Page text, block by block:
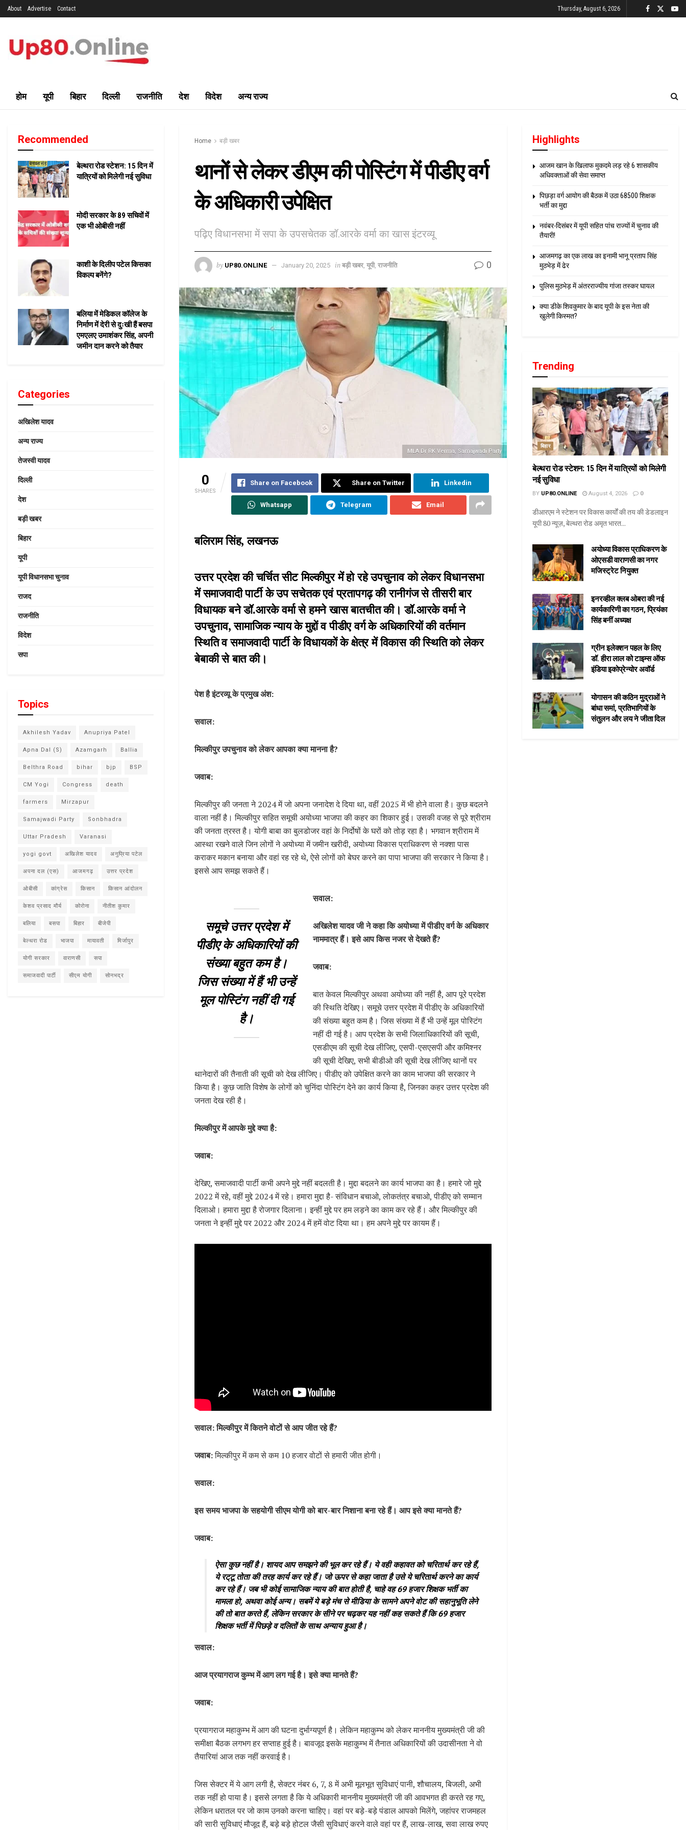
About Advertise Contact Thursday, August 6, 2026
होम यूपी बिहार दिल्ली राजनीति देश विदेश अन्य राज्य
Home बड़ी खबर
थानों से लेकर डीएम की पोस्टिंग में पीडीए वर्ग
के अधिकारी उपेक्षित
पढ़िए विधानसभा में सपा के उपसचेतक डॉ.आरके वर्मा का खास इंटरव्यू
by UP80.ONLINE January 20, 2025 in बड़ी खबर, यूपी, राजनीति 0
MLA Dr RK Verma, Samajwadi Party
0
SHARES
Share on Facebook Share on Twitter Linkedin
Whatsapp Telegram Email
बलिराम सिंह, लखनऊ
उत्तर प्रदेश की चर्चित सीट मिल्कीपुर में हो रहे उपचुनाव को लेकर विधानसभा
में समाजवादी पार्टी के उप सचेतक एवं प्रतापगढ़ की रानीगंज से तीसरी बार
विधायक बने डॉ.आरके वर्मा से हमने खास बातचीत की। डॉ.आरके वर्मा ने
उपचुनाव, सामाजिक न्याय के मुद्दों व पीडीए वर्ग के अधिकारियों की वर्तमान
स्थिति व समाजवादी पार्टी के विधायकों के क्षेत्र में विकास की स्थिति को लेकर
बेबाकी से बात की।
पेश है इंटरव्यू के प्रमुख अंश:
सवाल:
मिल्कीपुर उपचुनाव को लेकर आपका क्या मानना है?
जवाब:
मिल्कीपुर की जनता ने 2024 में जो अपना जनादेश दे दिया था, वहीं 2025 में भी होने वाला है। कुछ बदलने
वाला नहीं है। मिल्कीपुर सहित समूची अयोध्या भाजपा की कहर का शिकार हुई। उसकी वजह से पूरे श्रीराम
की जनता त्रस्त है। योगी बाबा का बुलडोजर वहां के निर्दोषों के घरों को तोड़ रहा है। भगवान श्रीराम में
आस्था रखने वाले जिन लोगों ने अयोध्या में जमीन खरीदी, अयोध्या विकास प्राधिकरण से नक्शा पास
कराकर मकान बनाया और वहां रह रहे थे, ऐसे लोगों को बेघर करने का पापा भाजपा की सरकार ने किया है।
इससे आप समझ सकते हैं।
समूचे उत्तर प्रदेश में
पीडीए के अधिकारियों की
संख्या बहुत कम है।
जिस संख्या में हैं भी उन्हें
मूल पोस्टिंग नहीं दी गई
है।
सवाल:
अखिलेश यादव जी ने कहा कि अयोध्या में पीडीए वर्ग के अधिकार
नाममात्र हैं। इसे आप किस नजर से देखते हैं?
जवाब:
बात केवल मिल्कीपुर अथवा अयोध्या की नहीं है, आप पूरे प्रदेश
की स्थिति देखिए। समूचे उत्तर प्रदेश में पीडीए के अधिकारियों
की संख्या बहुत कम है। जिस संख्या में हैं भी उन्हें मूल पोस्टिंग
नहीं दी गई है। आप प्रदेश के सभी जिलाधिकारियों की सूची,
एसडीएम की सूची देख लीजिए, एसपी-एसएसपी और कमिश्नर
की सूची देखिए, सभी बीडीओ की सूची देख लीजिए थानों पर
थानेदारों की तैनाती की सूची को देख लीजिए। पीडीए को उपेक्षित करने का काम भाजपा की सरकार ने
किया है। कुछ जाति विशेष के लोगों को चुनिंदा पोस्टिंग देने का कार्य किया है, जिनका कहर उत्तर प्रदेश की
जनता देख रही है।
मिल्कीपुर में आपके मुद्दे क्या है:
जवाब:
देखिए, समाजवादी पार्टी कभी अपने मुद्दे नहीं बदलती है। मुद्दा बदलने का कार्य भाजपा का है। हमारे जो मुद्दे
2022 में रहे, वहीं मुद्दे 2024 में रहे। हमारा मुद्दा है- संविधान बचाओ, लोकतंत्र बचाओ, पीडीए को सम्मान
दिलाओ। हमारा मुद्दा है रोजगार दिलाना। इन्हीं मुद्दे पर हम लड़ने का काम कर रहे हैं। और मिल्कीपुर की
जनता ने इन्हीं मुद्दे पर 2022 और 2024 में हमें वोट दिया था। हम अपने मुद्दे पर कायम हैं।
सवाल: मिल्कीपुर में कितने वोटों से आप जीत रहे हैं?
जवाब:मिल्कीपुर में कम से कम 10 हजार वोटों से हमारी जीत होगी।
सवाल:
इस समय भाजपा के सहयोगी सीएम योगी को बार-बार निशाना बना रहे हैं। आप इसे क्या मानते हैं?
जवाब:
ऐसा कुछ नहीं है। शायद आप समझने की भूल कर रहे हैं। ये वही कहावत को चरितार्थ कर रहे हैं,
ये रट्‌टू तोता की तरह कार्य कर रहे हैं। जो ऊपर से कहा जाता है उसे ये चरितार्थ करने का कार्य
कर रहे हैं। जब भी कोई सामाजिक न्याय की बात होती है, चाहे वह 69 हजार शिक्षक भर्ती का
मामला हो, अथवा कोई अन्य। सबमें ये बड़े मंच से मीडिया के सामने अपने वोट की सहानुभूति लेने
की तो बात करते हैं, लेकिन सरकार के सीने पर चढ़कर यह नहीं कह सकते हैं कि 69 हजार
शिक्षक भर्ती में पिछड़े व दलितों के साथ अन्याय हुआ है।
सवाल:
आज प्रयागराज कुम्भ में आग लग गई है। इसे क्या मानते हैं?
जवाब:
प्रयागराज महाकुम्भ में आग की घटना दुर्भाग्यपूर्ण है। लेकिन महाकुम्भ को लेकर माननीय मुख्यमंत्री जी की
समीक्षा बैठक लगभग हर सप्ताह हुई है। बावजूद इसके महाकु्म्भ में तैनात अधिकारियों की उदासीनता ने वो
तैयारियां आज तक नहीं करवाई है।
जिस सेक्टर में ये आग लगी है, सेक्टर नंबर 6, 7, 8 में अभी मूलभूत सुविधाएं पानी, शौचालय, बिजली, अभी
तक नहीं हो पाया है। इससे लगता है कि ये अधिकारी माननीय मुख्यमंत्री जी की आवभगत ही करते रह गए,
लेकिन धरातल पर जो काम उनको करना चाहिए। वहां पर बड़े-बड़े पंडाल आपको मिलेंगे, जहांपर राजमहल
की सारी सुविधाएं मौजूद हैं, बड़े बड़े होटल जैसी सुविधाएं करने वाले वहां पर हैं, लाख-लाख, सवा लाख रुपए
Recommended
बेल्थरा रोड स्टेशन: 15 दिन में
यात्रियों को मिलेगी नई सुविधा
मोदी सरकार के 89 सचिवों में
एक भी ओबीसी नहीं
काशी के दिलीप पटेल किसका
विकल्प बनेंगे?
बलिया में मेडिकल कॉलेज के
निर्माण में देरी से दुःखी हैं बसपा
एमएलए उमाशंकर सिंह, अपनी
जमीन दान करने को तैयार
Categories
अखिलेश यादव
अन्य राज्य
तेजस्वी यादव
दिल्ली
देश
बड़ी खबर
बिहार
यूपी
यूपी विधानसभा चुनाव
राजद
राजनीति
विदेश
सपा
Topics
Akhilesh Yadav Anupriya Patel
Apna Dal (S) Azamgarh Ballia
Belthra Road bihar bjp BSP
CM Yogi Congress death
farmers Mirzapur
Samajwadi Party Sonbhadra
Uttar Pradesh Varanasi
yogi govt अखिलेश यादव अनुप्रिया पटेल
अपना दल (एस) आजमगढ़ उत्तर प्रदेश
ओबीसी कांग्रेस किसान किसान आंदोलन
केशव प्रसाद मौर्य कोरोना नीतीश कुमार
बलिया बसपा बिहार बीजेपी
बेल्थरा रोड भाजपा मायावती मिर्जापुर
योगी सरकार वाराणसी सपा
समाजवादी पार्टी सीएम योगी सोनभद्र
Highlights
आजम खान के खिलाफ मुकदमे लड़ रहे 6 शासकीय
अधिवक्ताओं की सेवा समाप्त
पिछड़ा वर्ग आयोग की बैठक में उठा 68500 शिक्षक
भर्ती का मुद्दा
नवंबर-दिसंबर में यूपी सहित पांच राज्यों में चुनाव की
तैयारी!
आजमगढ़ का एक लाख का इनामी भानू प्रताप सिंह
मुठभेड़ में ढेर
पुलिस मुठभेड़ में अंतरराज्यीय गांजा तस्कर घायल
क्या डीके शिवकुमार के बाद यूपी के इस नेता की
खुलेगी किस्मत?
Trending
बिहार
बेल्थरा रोड स्टेशन: 15 दिन में यात्रियों को मिलेगी
नई सुविधा
BY UP80.ONLINE August 4, 2026 0
डीआरएम ने स्टेशन पर विकास कार्यों की तय की डेडलाइन
यूपी 80 न्यूज़, बेल्थरा रोड अमृत भारत...
अयोध्या विकास प्राधिकरण के
ओएसडी वाराणसी का नगर
मजिस्ट्रेट नियुक्त
इनरव्हील क्लब ओबरा की नई
कार्यकारिणी का गठन, प्रियंका
सिंह बनीं अध्यक्ष
ग्रीन इलेक्शन पहल के लिए
डॉ. हीरा लाल को टाइम्स ऑफ
इंडिया इकोप्रेन्योर अवॉर्ड
योगासन की कठिन मुद्राओं ने
बांधा समां, प्रतिभागियों के
संतुलन और लय ने जीता दिल